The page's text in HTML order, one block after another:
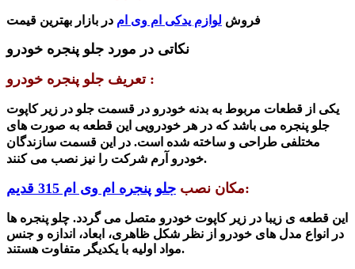
فروش لوازم یدکی ام وی ام در بازار بهترین قیمت
نکاتی در مورد جلو پنجره خودرو
تعریف جلو پنجره خودرو :
یکی از قطعات مربوط به بدنه خودرو در قسمت جلو در زیر کاپوت
جلو پنجره می باشد که در هر خودرویی این قطعه به صورت های
مختلفی طراحی و ساخته شده است. در این قسمت سازندگان
خودرو آرم شرکت را نیز نصب می کنند.
مکان نصب جلو پنجره ام وی ام 315 قدیم :
این قطعه ی زیبا در زیر کاپوت خودرو متصل می گردد. چلو پنجره ها
در انواع مدل های خودرو از نظر شکل ظاهری، ابعاد، اندازه و جنس
مواد اولیه با یکدیگر متفاوت هستند.